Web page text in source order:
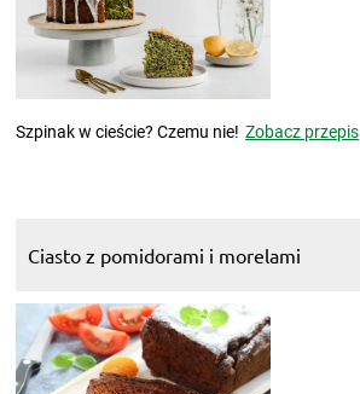
Szpinak w cieście? Czemu nie! Zobacz przepis
Ciasto z pomidorami i morelami